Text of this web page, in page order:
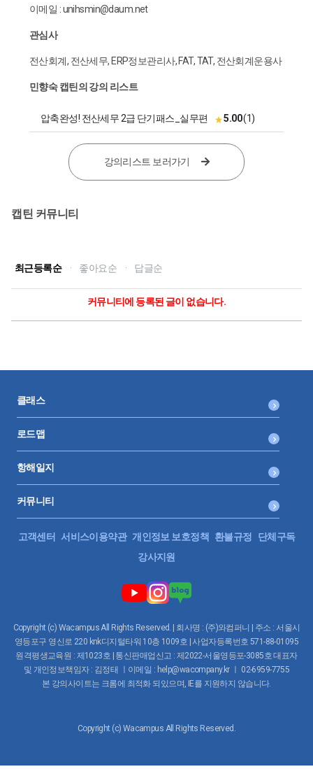
이메일 : unihsmin@daum.net
관심사
전산회계, 전산세무, ERP정보관리사, FAT, TAT, 전산회계운용사
민향숙 캡틴의 강의 리스트
압축완성! 전산세무 2급 단기패스_실무편 5.00(1)
강의리스트 보러가기
캡틴 커뮤니티
최근등록순 · 좋아요순 · 답글순
커뮤니티에 등록된 글이 없습니다.
클래스
로드맵
항해일지
커뮤니티
고객센터 서비스이용약관 개인정보 보호정책 환불규정
단체구독
강사지원
Copyright (c) Wacampus All Rights Reserved. | 회사명 : (주)와컴퍼니 | 주소 : 서울시
영등포구 영신로 220 knk디지털타워 10층 1009호 | 사업자등록번호 571-88-01095
원격평생교육원 : 제1023호 | 통신판매업신고 : 제2022-서울영등포-3085호 대표자
및 개인정보책임자 : 김정태 ㅣ이메일 : help@wacompany.kr ㅣ 02-6959-7755
본 강의사이트는 크롬에 최적화 되있으며, IE를 지원하지 않습니다.
Copyright (c) Wacampus All Rights Reserved.